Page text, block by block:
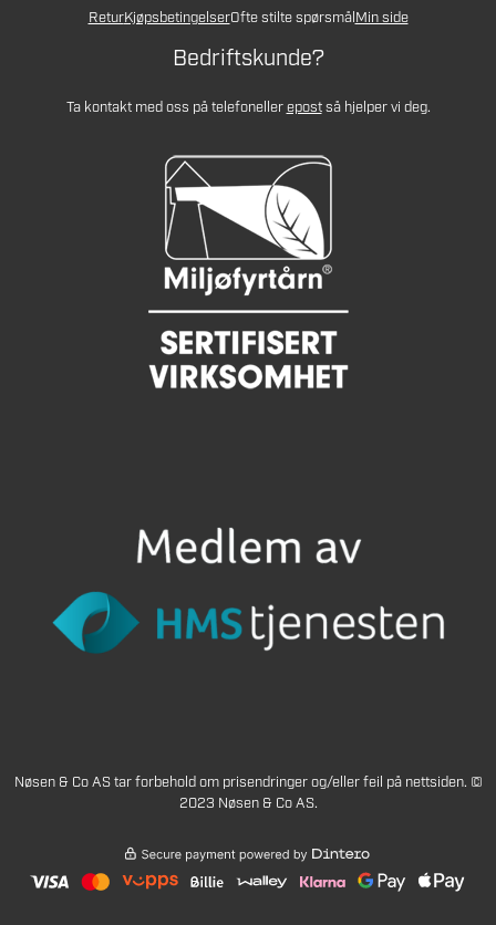
ReturKjøpsbetingelserOfte stilte spørsmålMin side
Bedriftskunde?
Ta kontakt med oss på telefonellerepostså hjelper vi deg.
Nøsen & Co AS tar forbehold om prisendringer og/eller feil på nettsiden. ©
2023 Nøsen & Co AS.